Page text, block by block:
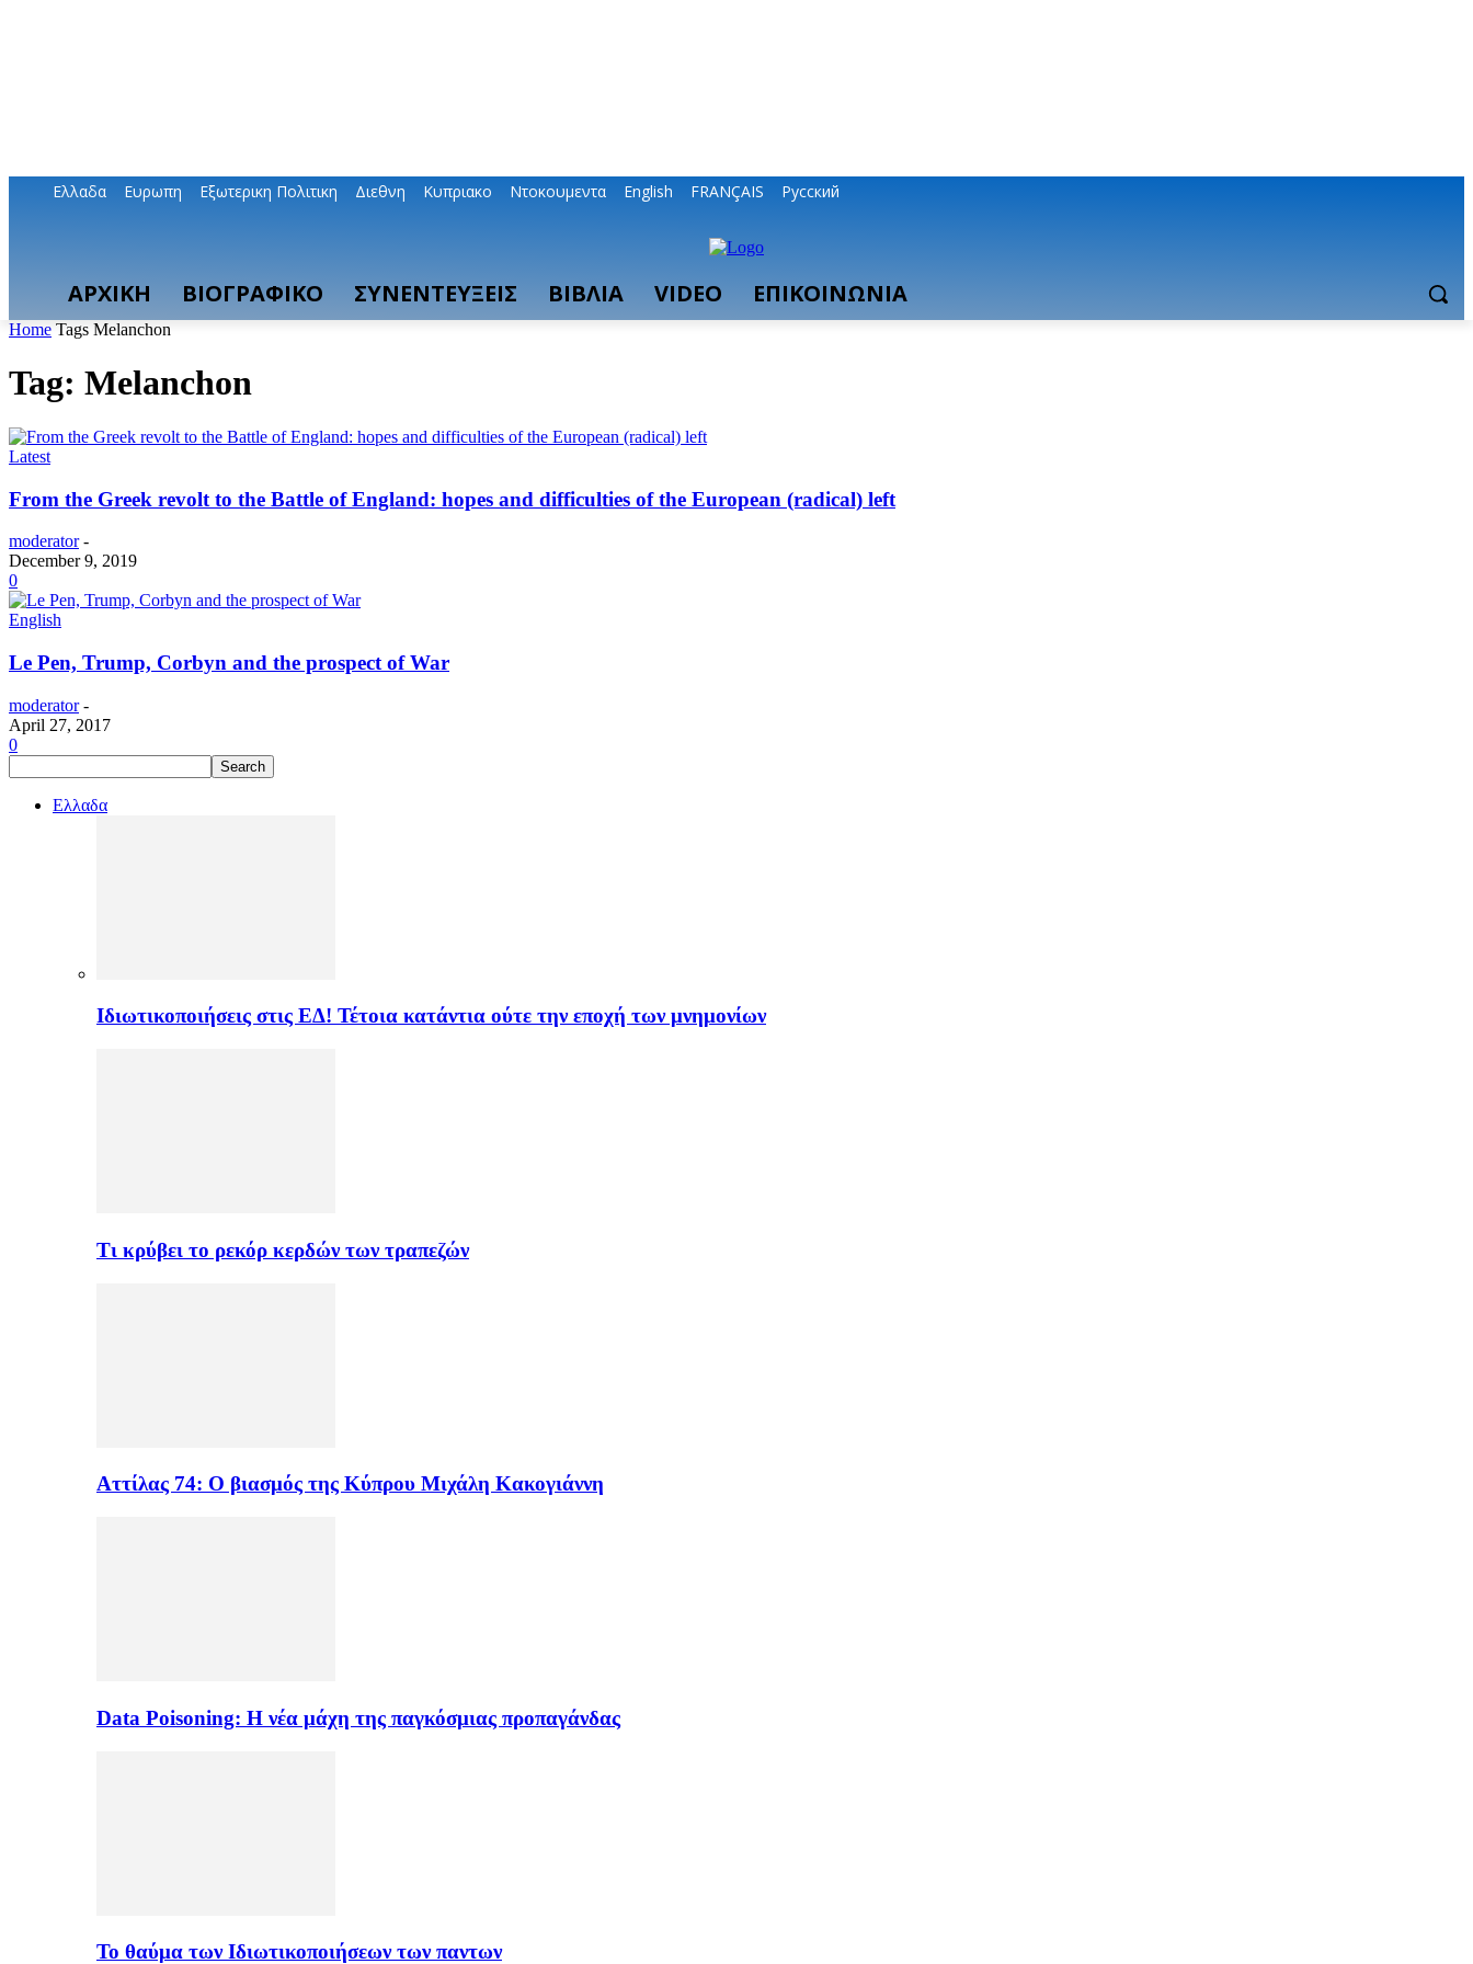
Ελλαδα Ευρωπη Εξωτερικη Πολιτικη Διεθνη Κυπριακο Ντοκουμεντα English FRANÇAIS Русский
ΑΡΧΙΚΗ ΒΙΟΓΡΑΦΙΚΟ ΣΥΝΕΝΤΕΥΞΕΙΣ ΒΙΒΛΙΑ VIDEO ΕΠΙΚΟΙΝΩΝΙΑ
Home Tags Melanchon
Tag: Melanchon
Latest
From the Greek revolt to the Battle of England: hopes and difficulties of the European (radical) left
moderator -
December 9, 2019
0
English
Le Pen, Trump, Corbyn and the prospect of War
moderator -
April 27, 2017
0
Ελλαδα
Ιδιωτικοποιήσεις στις ΕΔ! Τέτοια κατάντια ούτε την εποχή των μνημονίων
Τι κρύβει το ρεκόρ κερδών των τραπεζών
Αττίλας 74: Ο βιασμός της Κύπρου Μιχάλη Κακογιάννη
Data Poisoning: Η νέα μάχη της παγκόσμιας προπαγάνδας
Το θαύμα των Ιδιωτικοποιήσεων των παντων